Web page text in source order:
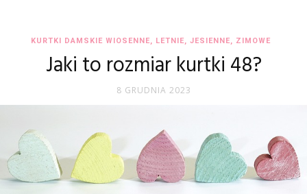
KURTKI DAMSKIE WIOSENNE, LETNIE, JESIENNE, ZIMOWE
Jaki to rozmiar kurtki 48?
8 GRUDNIA 2023